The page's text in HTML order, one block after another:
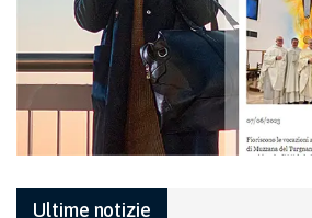
Ultime notizie